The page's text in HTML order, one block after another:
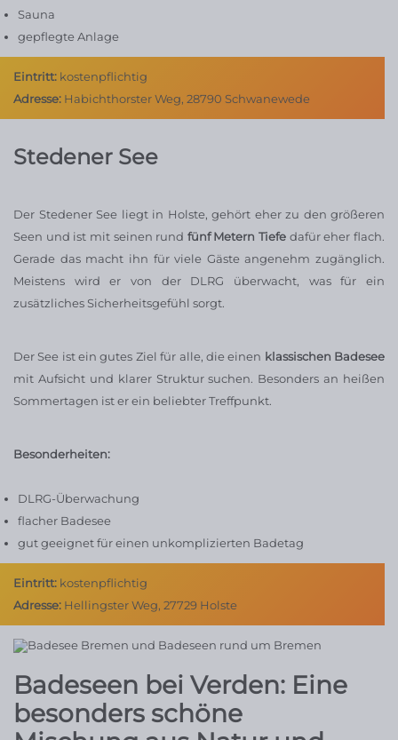
Sauna
gepflegte Anlage
Eintritt: kostenpflichtig
Adresse: Habichthorster Weg, 28790 Schwanewede
Stedener See
Der Stedener See liegt in Holste, gehört eher zu den größeren
Seen und ist mit seinen rund fünf Metern Tiefe dafür eher flach.
Gerade das macht ihn für viele Gäste angenehm zugänglich.
Meistens wird er von der DLRG überwacht, was für ein
zusätzliches Sicherheitsgefühl sorgt.
Der See ist ein gutes Ziel für alle, die einen klassischen Badesee
mit Aufsicht und klarer Struktur suchen. Besonders an heißen
Sommertagen ist er ein beliebter Treffpunkt.
Besonderheiten:
DLRG-Überwachung
flacher Badesee
gut geeignet für einen unkomplizierten Badetag
Eintritt: kostenpflichtig
Adresse: Hellingster Weg, 27729 Holste
Badeseen bei Verden: Eine
besonders schöne